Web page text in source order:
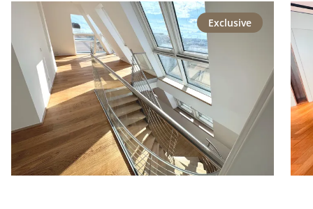
link to page Repräsentative Lage - Generalsaniertes
Exclusive
link